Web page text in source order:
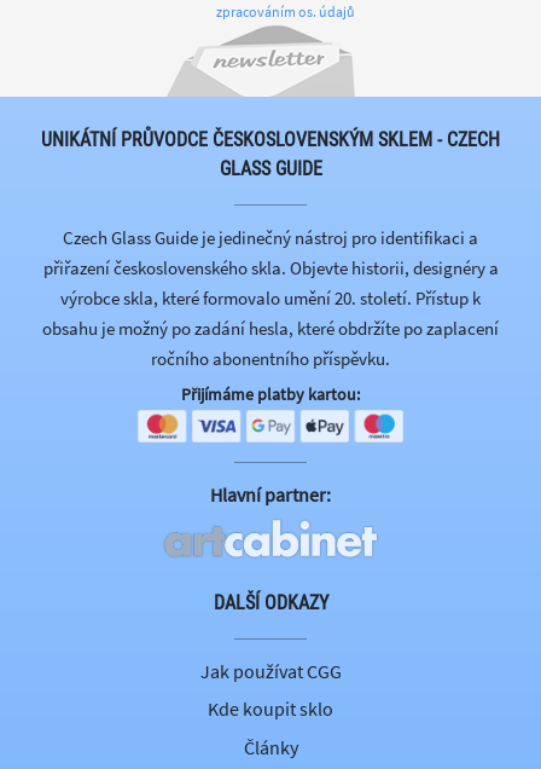
zpracováním os. údajů
UNIKÁTNÍ PRŮVODCE ČESKOSLOVENSKÝM SKLEM - CZECH
GLASS GUIDE
Czech Glass Guide je jedinečný nástroj pro identifikaci a
přiřazení československého skla. Objevte historii, designéry a
výrobce skla, které formovalo umění 20. století. Přístup k
obsahu je možný po zadání hesla, které obdržíte po zaplacení
ročního abonentního příspěvku.
Přijímáme platby kartou:
Hlavní partner:
DALŠÍ ODKAZY
Jak používat CGG
Kde koupit sklo
Články